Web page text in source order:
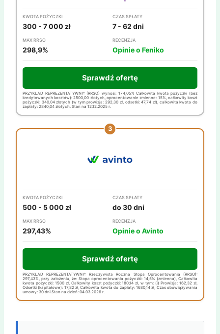
KWOTA POŻYCZKI
300 - 7 000 zł
CZAS SPŁATY
7 - 62 dni
MAX RRSO
298,9%
RECENZJA
Opinie o Feniko
Sprawdź ofertę
PRZYKŁAD REPREZENTATYWNY: (RRSO) wynosi: 174,05% Całkowita kwota pożyczki (bez
kredytowanych kosztów): 2500,00 złotych, oprocentowanie zmienne: 15%, całkowity koszt
pożyczki: 340,04 złotych (w tym prowizja: 292,30 zł, odsetki: 47,74 zł), całkowita kwota do
zapłaty: 2840,04 złotych. Stan na 12.12.2025 r.
KWOTA POŻYCZKI
500 - 5 000 zł
CZAS SPŁATY
do 30 dni
MAX RRSO
297,43%
RECENZJA
Opinie o Avinto
Sprawdź ofertę
PRZYKŁAD REPREZENTATYWNY: Rzeczywista Roczna Stopa Oprocentowania (RRSO):
297,43%, przy założeniu, że: Stopa oprocentowania pożyczki: 14,5% (zmienna), Całkowita
kwota pożyczki: 1500 zł, Całkowity koszt pożyczki: 180,14 zł, w tym: (i) Prowizja: 162,32 zł,
Odsetki (kapitałowe): 17,82 zł, Całkowita kwota do zapłaty: 1680,14 zł, Czas obowiązywania
umowy: 30 dni.Stan na dzień: 04.03.2026 r.